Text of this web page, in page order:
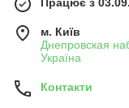
м. Київ
Днепровская
Україна
Контакти